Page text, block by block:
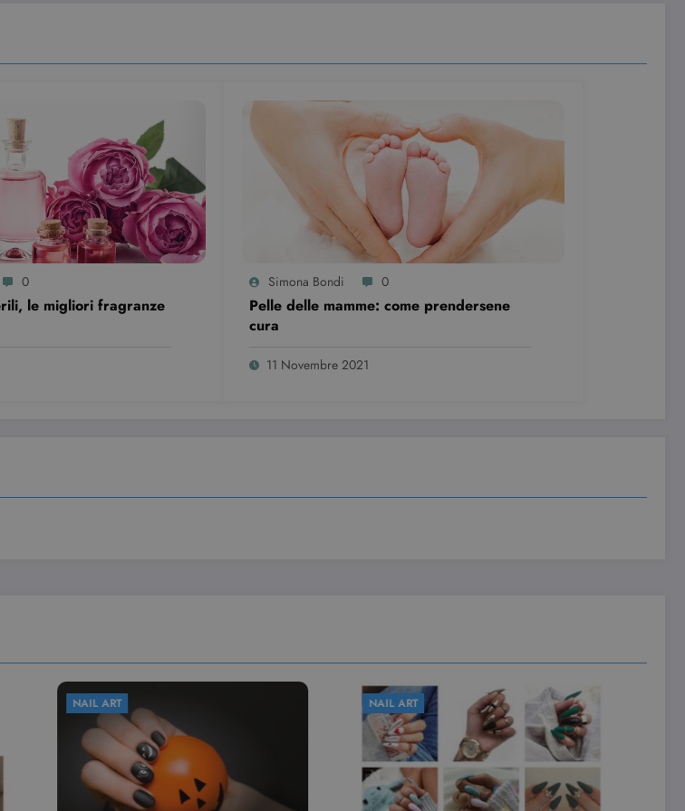
0
le migliori fragranze
Simona Bondi 0
Pelle delle mamme: come prendersene
cura
11 Novembre 2021
NAIL ART NAIL ART